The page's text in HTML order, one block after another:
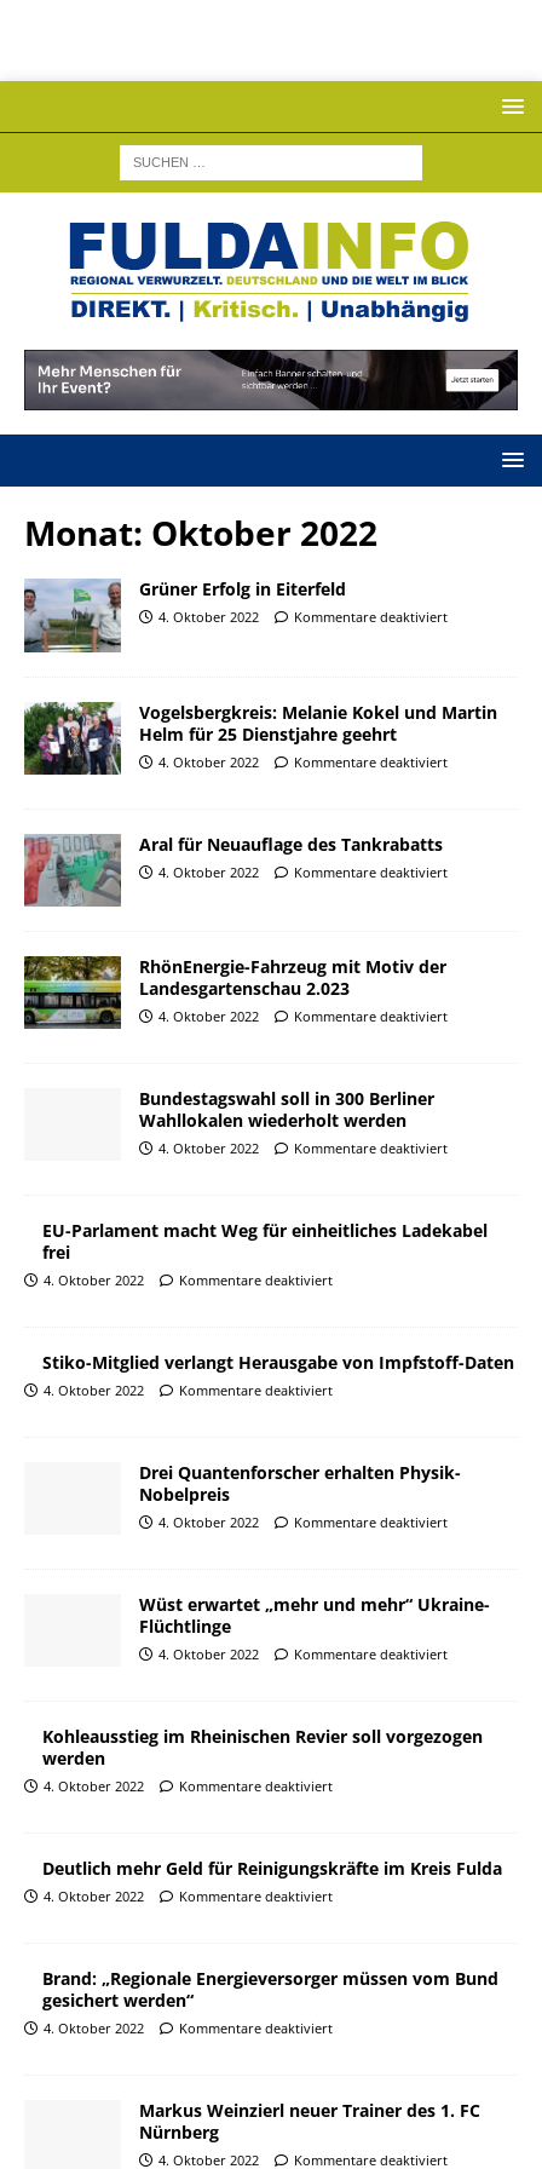
Monat: Oktober 2022
Grüner Erfolg in Eiterfeld
4. Oktober 2022 Kommentare deaktiviert
Vogelsbergkreis: Melanie Kokel und Martin
Helm für 25 Dienstjahre geehrt
4. Oktober 2022 Kommentare deaktiviert
Aral für Neuauflage des Tankrabatts
4. Oktober 2022 Kommentare deaktiviert
RhönEnergie-Fahrzeug mit Motiv der
Landesgartenschau 2.023
4. Oktober 2022 Kommentare deaktiviert
Bundestagswahl soll in 300 Berliner
Wahllokalen wiederholt werden
4. Oktober 2022 Kommentare deaktiviert
EU-Parlament macht Weg für einheitliches Ladekabel
frei
4. Oktober 2022 Kommentare deaktiviert
Stiko-Mitglied verlangt Herausgabe von Impfstoff-Daten
4. Oktober 2022 Kommentare deaktiviert
Drei Quantenforscher erhalten Physik-
Nobelpreis
4. Oktober 2022 Kommentare deaktiviert
Wüst erwartet „mehr und mehr“ Ukraine-
Flüchtlinge
4. Oktober 2022 Kommentare deaktiviert
Kohleausstieg im Rheinischen Revier soll vorgezogen
werden
4. Oktober 2022 Kommentare deaktiviert
Deutlich mehr Geld für Reinigungskräfte im Kreis Fulda
4. Oktober 2022 Kommentare deaktiviert
Brand: „Regionale Energieversorger müssen vom Bund
gesichert werden“
4. Oktober 2022 Kommentare deaktiviert
Markus Weinzierl neuer Trainer des 1. FC
Nürnberg
4. Oktober 2022 Kommentare deaktiviert